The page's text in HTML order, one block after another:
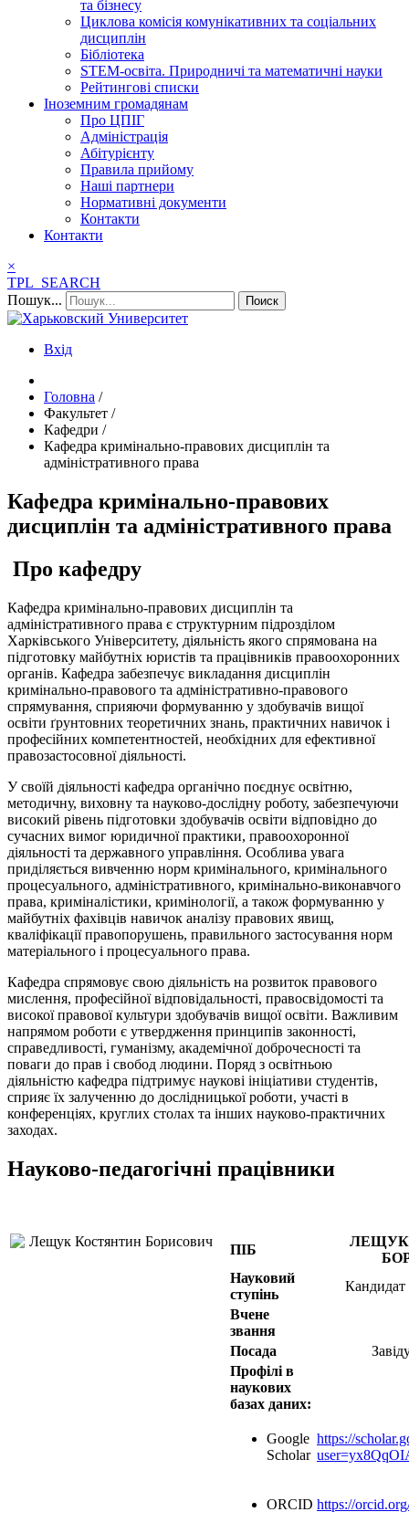
та бізнесу
Циклова комісія комунікативних та соціальних
дисциплін
Бібліотека
STEM-освіта. Природничі та математичні науки
Рейтингові списки
Іноземним громадянам
Про ЦПІГ
Адміністрація
Абітурієнту
Правила прийому
Наші партнери
Нормативні документи
Контакти
Контакти
×
TPL_SEARCH
Пошук...
Поиск
Вхід
Головна /
Факультет /
Кафедри /
Кафедра кримінально-правових дисциплін та
адміністративного права
Кафедра кримінально-правових
дисциплін та адміністративного права
Про кафедру
Кафедра кримінально-правових дисциплін та
адміністративного права є структурним підрозділом
Харківського Університету, діяльність якого спрямована на
підготовку майбутніх юристів та працівників правоохоронних
органів. Кафедра забезпечує викладання дисциплін
кримінально-правового та адміністративно-правового
спрямування, сприяючи формуванню у здобувачів вищої
освіти ґрунтовних теоретичних знань, практичних навичок і
професійних компетентностей, необхідних для ефективної
правозастосовної діяльності.
У своїй діяльності кафедра органічно поєднує освітню,
методичну, виховну та науково-дослідну роботу, забезпечуючи
високий рівень підготовки здобувачів освіти відповідно до
сучасних вимог юридичної практики, правоохоронної
діяльності та державного управління. Особлива увага
приділяється вивченню норм кримінального, кримінального
процесуального, адміністративного, кримінально-виконавчого
права, криміналістики, кримінології, а також формуванню у
майбутніх фахівців навичок аналізу правових явищ,
кваліфікації правопорушень, правильного застосування норм
матеріального і процесуального права.
Кафедра спрямовує свою діяльність на розвиток правового
мислення, професійної відповідальності, правосвідомості та
високої правової культури здобувачів вищої освіти. Важливим
напрямом роботи є утвердження принципів законності,
справедливості, гуманізму, академічної доброчесності та
поваги до прав і свобод людини. Поряд з освітньою
діяльністю кафедра підтримує наукові ініціативи студентів,
сприяє їх залученню до дослідницької роботи, участі в
конференціях, круглих столах та інших науково-практичних
заходах.
Науково-педагогічні працівники
ПІБ
ЛЕЩУК
Науковий
ступінь
Вчене
звання
Посада
Профілі в
наукових
базах даних:
Google
Scholar
https://
ORCID https://